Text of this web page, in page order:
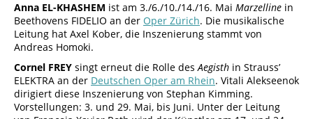
Anna EL-KHASHEM ist am 3./6./10./14./16. Mai Marzelline in
Beethovens FIDELIO an der Oper Zürich. Die musikalische
Leitung hat Axel Kober, die Inszenierung stammt von
Andreas Homoki.
Cornel FREY singt erneut die Rolle desAegisth in Strauss’
ELEKTRA an der Deutschen Oper am Rhein. Vitali Alekseenok
dirigiert diese Inszenierung von Stephan Kimming.
Vorstellungen: 3. und 29. Mai, bis Juni. Unter der Leitung